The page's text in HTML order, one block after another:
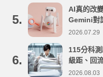
5.
AI真的改
Gemini對
2026.07.29
6.
115分科
級距、回
分析
2026.08.03